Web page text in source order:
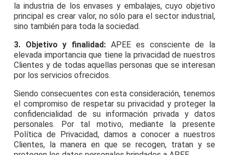
la industria de los envases y embalajes, cuyo objetivo
principal es crear valor, no sólo para el sector industrial,
sino también para toda la sociedad.
3. Objetivo y finalidad: APEE es consciente de la
elevada importancia que tiene la privacidad de nuestros
Clientes y de todas aquellas personas que se interesan
por los servicios ofrecidos.
Siendo consecuentes con esta consideración, tenemos
el compromiso de respetar su privacidad y proteger la
confidencialidad de su información privada y datos
personales. Por tal motivo, mediante la presente
Política de Privacidad, damos a conocer a nuestros
Clientes, la manera en que se recogen, tratan y se